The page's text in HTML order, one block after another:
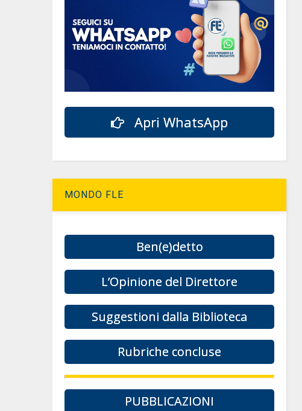
Apri WhatsApp
MONDO FLE
Ben(e)detto
L’Opinione del Direttore
Suggestioni dalla Biblioteca
Rubriche concluse
PUBBLICAZIONI